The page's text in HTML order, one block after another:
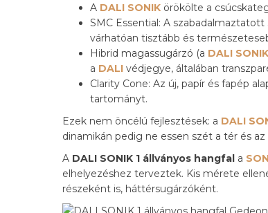
A DALI SONIK örökölte a
SMC Essential: A
várhatóan tisztább és
Hibrid magassugárzó (a DALI
a DALI védjegye, általában
Clarity Cone: Az új, papír és fapép
tartományt.
Ezek nem öncélú fejlesztések: a DALI
dinamikán pedig ne essen szét a tér és az
A DALI SONIK 1 állványos hangfal a
elhelyezéshez terveztek. Kis mérete
részeként is, háttérsugárzóként.